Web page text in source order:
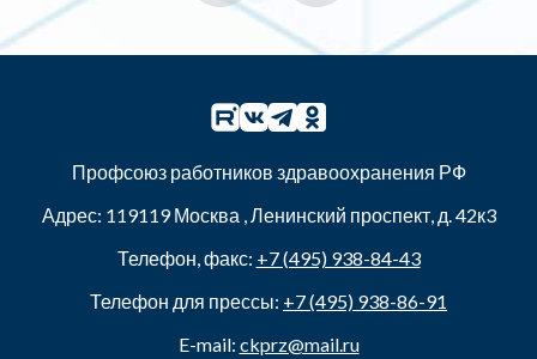
Профсоюз работников здравоохранения РФ
Адрес: 119119Москва ,Ленинский проспект, д. 42к3
Телефон, факс: +7 (495) 938-84-43
Телефон для прессы: +7 (495) 938-86-91
E-mail: ckprz@mail.ru